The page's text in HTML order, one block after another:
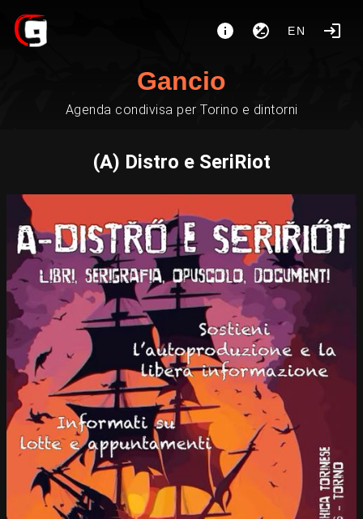
EN
Gancio
Agenda condivisa per Torino e dintorni
(A) Distro e SeriRiot